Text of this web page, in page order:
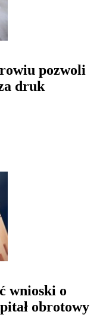
pozwoli
druk
wnioski o
obrotowy